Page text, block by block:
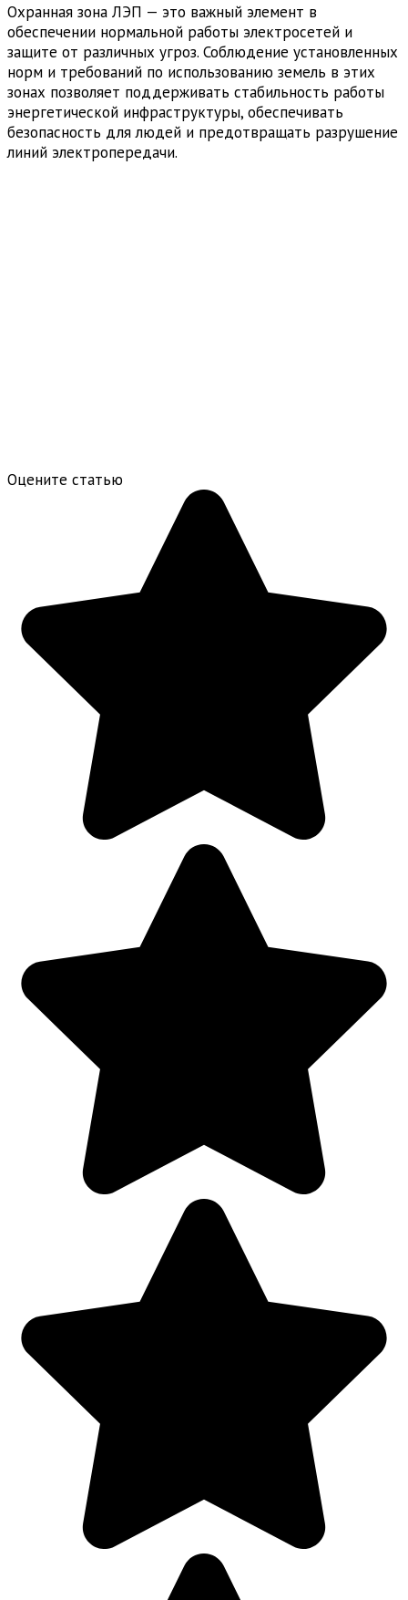
Охранная зона ЛЭП — это важный элемент в
обеспечении нормальной работы электросетей и
защите от различных угроз. Соблюдение установленных
норм и требований по использованию земель в этих
зонах позволяет поддерживать стабильность работы
энергетической инфраструктуры, обеспечивать
безопасность для людей и предотвращать разрушение
линий электропередачи.
Оцените статью